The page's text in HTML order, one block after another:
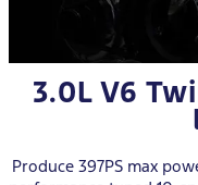
3.0L V6
Produce 397PS max